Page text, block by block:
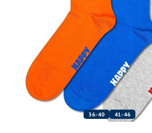
36-40 41-46